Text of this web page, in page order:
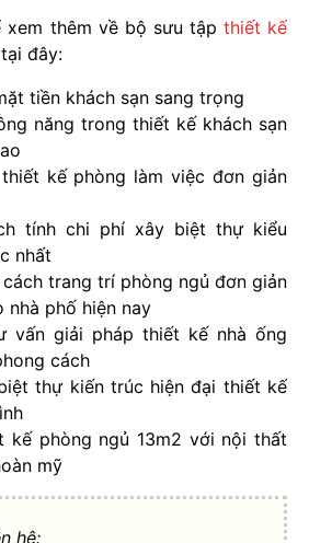
xem thêm về bộ sưu tập thiết kế
đây:
tiền khách sạn sang trọng
năng trong thiết kế khách sạn
kế phòng làm việc đơn giản
tính chi phí xây biệt thự kiểu
nhất
trang trí phòng ngủ đơn giản
nhà phố hiện nay
vấn giải pháp thiết kế nhà ống
cách
thự kiến trúc hiện đại thiết kế
kế phòng ngủ 13m2 với nội thất
mỹ
hệ: